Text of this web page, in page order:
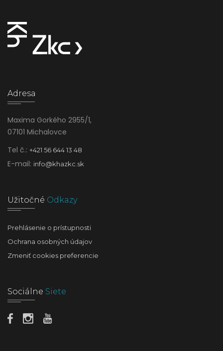
Adresa
Maxima Gorkého 2955/1,
07101 Michalovce
Tel č.: +421 56 644 13 48
E-mail: info@khazkc.sk
Užitočné Odkazy
Prehlásenie o prístupnosti
Ochrana osobných údajov
Zmeniť cookies preferencie
Sociálne Siete